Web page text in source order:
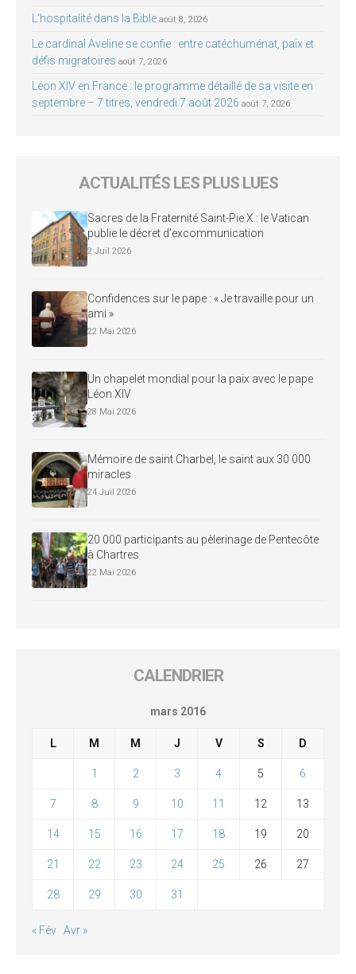
L’hospitalité dans la Bible août 8, 2026
Le cardinal Aveline se confie : entre catéchuménat, paix et
défis migratoires août 7, 2026
Léon XIV en France : le programme détaillé de sa visite en
septembre – 7 titres, vendredi 7 août 2026 août 7, 2026
ACTUALITÉS LES PLUS LUES
Sacres de la Fraternité Saint-Pie X : le Vatican
publie le décret d’excommunication
2 Juil 2026
Confidences sur le pape : « Je travaille pour un
ami »
22 Mai 2026
Un chapelet mondial pour la paix avec le pape
Léon XIV
28 Mai 2026
Mémoire de saint Charbel, le saint aux 30 000
miracles
24 Juil 2026
20 000 participants au pèlerinage de Pentecôte
à Chartres
22 Mai 2026
CALENDRIER
mars 2016
L M M J V S D
1 2 3 4 5 6
7 8 9 10 11 12 13
14 15 16 17 18 19 20
21 22 23 24 25 26 27
28 29 30 31
« Fév Avr »